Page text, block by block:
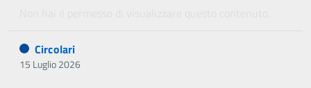
Circolari
15 Luglio 2026